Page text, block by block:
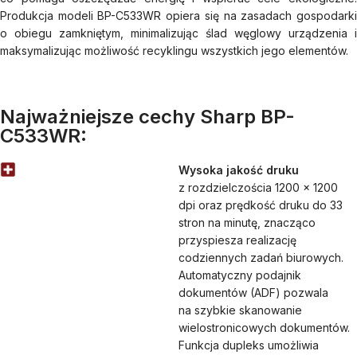
Produkcja modeli BP-C533WR opiera się na zasadach gospodarki
o obiegu zamkniętym, minimalizując ślad węglowy urządzenia i
maksymalizując możliwość recyklingu wszystkich jego elementów.
Najważniejsze cechy Sharp BP-
C533WR:
Wysoka jakość druku
z rozdzielczościa 1200 x 1200
dpi oraz prędkość druku do 33
stron na minutę, znacząco
przyspiesza realizację
codziennych zadań biurowych.
Automatyczny podajnik
dokumentów (ADF) pozwala
na szybkie skanowanie
wielostronicowych dokumentów.
Funkcja dupleks umożliwia